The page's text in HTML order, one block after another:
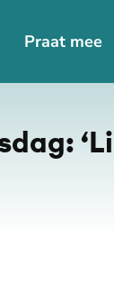
Praat mee